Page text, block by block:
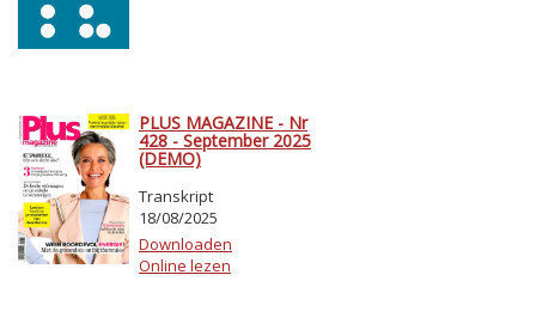
PLUS MAGAZINE - Nr
428 - September 2025
(DEMO)
Transkript
18/08/2025
Downloaden
Online lezen